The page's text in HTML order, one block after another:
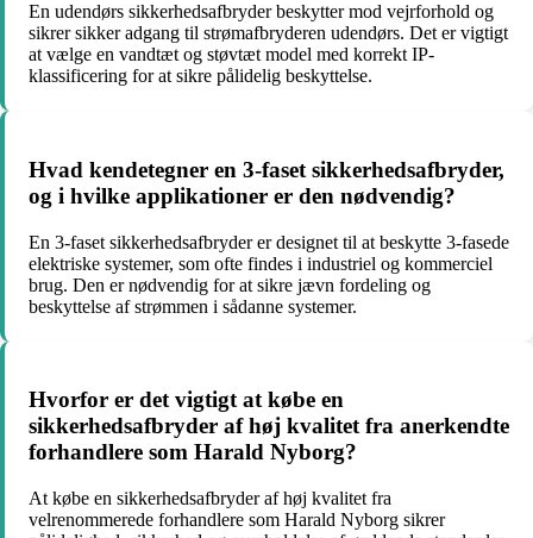
En udendørs sikkerhedsafbryder beskytter mod vejrforhold og
sikrer sikker adgang til strømafbryderen udendørs. Det er vigtigt
at vælge en vandtæt og støvtæt model med korrekt IP-
klassificering for at sikre pålidelig beskyttelse.
Hvad kendetegner en 3-faset sikkerhedsafbryder,
og i hvilke applikationer er den nødvendig?
En 3-faset sikkerhedsafbryder er designet til at beskytte 3-fasede
elektriske systemer, som ofte findes i industriel og kommerciel
brug. Den er nødvendig for at sikre jævn fordeling og
beskyttelse af strømmen i sådanne systemer.
Hvorfor er det vigtigt at købe en
sikkerhedsafbryder af høj kvalitet fra anerkendte
forhandlere som Harald Nyborg?
At købe en sikkerhedsafbryder af høj kvalitet fra
velrenommerede forhandlere som Harald Nyborg sikrer